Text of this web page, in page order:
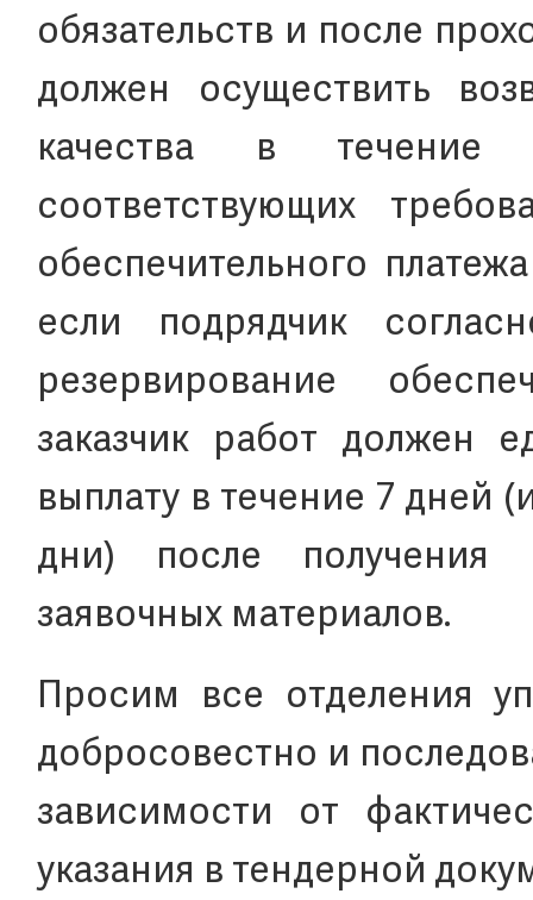
обязательств и после
должен осуществить
качества в
соответствующих
обеспечительного
если подрядчик
резервирование
заказчик работ должен
выплату в течение 7 дней
дни) после получения
заявочных материалов.
Просим все отделения
добросовестно и
зависимости от
указания в тендерной